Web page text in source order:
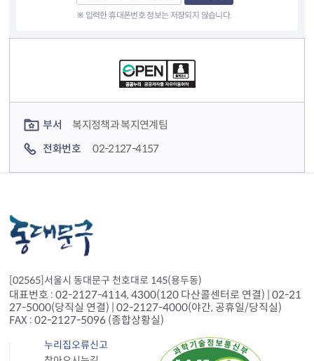
※ 입력한 휴대폰번호 정보는 저장되지 않습니다.
부서
복지정책과 복지연계팀
전화번호
02-2127-4157
[02565]서울시 동대문구 천호대로 145(용두동)
대표번호 : 02-2127-4114, 4300(120 다산콜센터로 연결) | 02-21
27-5000(당직실 연결) | 02-2127-4000(야간, 공휴일/당직실)
FAX : 02-2127-5096 (종합상황실)
누리집오류신고